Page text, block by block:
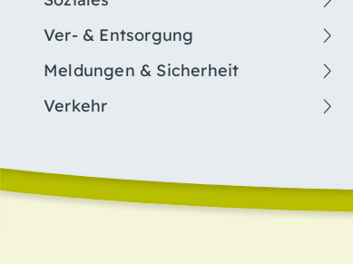
Ver- & Entsorgung
Meldungen & Sicherheit
Verkehr